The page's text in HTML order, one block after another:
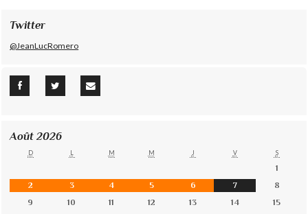
Twitter
@JeanLucRomero
Août 2026
D L M M J V S
1
2
3 4 5 6 7
8
9
10 11 12 13 14
15